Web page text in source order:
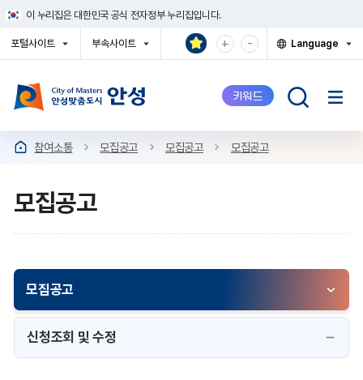
건
너
이 누리집은 대한민국 공식 전자정부 누리집입니다.
포털사이트
부속사이트
키워드
+확
대
서
보
-축
소
서
보
Language
참여소통 모집공고 모집공고 모집공고
모집공고
모집공고
신청조회 및 수정